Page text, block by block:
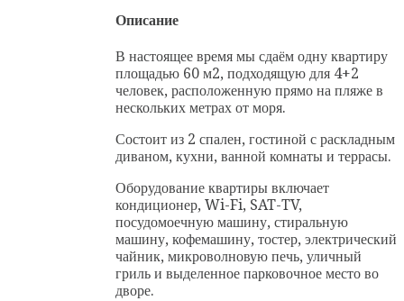
Описание
В настоящее время мы сдаём одну квартиру
площадью 60 м2, подходящую для 4+2
человек, расположенную прямо на пляже в
нескольких метрах от моря.
Состоит из 2 спален, гостиной с раскладным
диваном, кухни, ванной комнаты и террасы.
Оборудование квартиры включает
кондиционер, Wi-Fi, SAT-TV,
посудомоечную машину, стиральную
машину, кофемашину, тостер, электрический
чайник, микроволновую печь, уличный
гриль и выделенное парковочное место во
дворе.